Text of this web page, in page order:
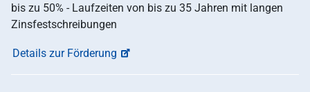
bis zu 50% - Laufzeiten von bis zu 35 Jahren mit langen
Zinsfestschreibungen
Details zur Förderung